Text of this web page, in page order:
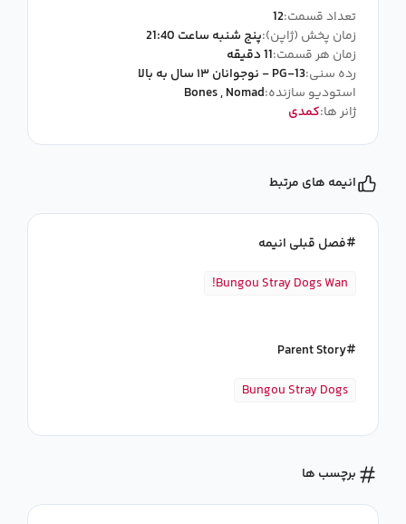
تعداد قسمت:12
زمان پخش (ژاپن):پنج شنبه ساعت 21:40
زمان هر قسمت:11 دقیقه
رده سنی:PG-13 - نوجوانان ۱۳ سال به بالا
استودیو سازنده:
Bones,Nomad
ژانر ها:کمدی
انیمه های مرتبط
فصل قبلی انیمه
Bungou Stray Dogs Wan!
Parent Story
Bungou Stray Dogs
برچسب ها